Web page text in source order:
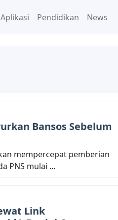
Aplikasi Pendidikan News
Bansos Sebelum
mempercepat pemberian
PNS mulai ...
Link